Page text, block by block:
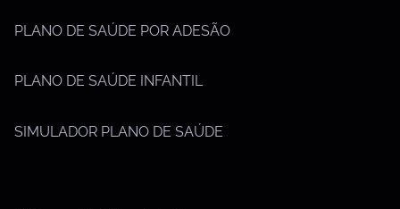
PLANO DE SAÚDE POR ADESÃO
PLANO DE SAÚDE INFANTIL
SIMULADOR PLANO DE SAÚDE